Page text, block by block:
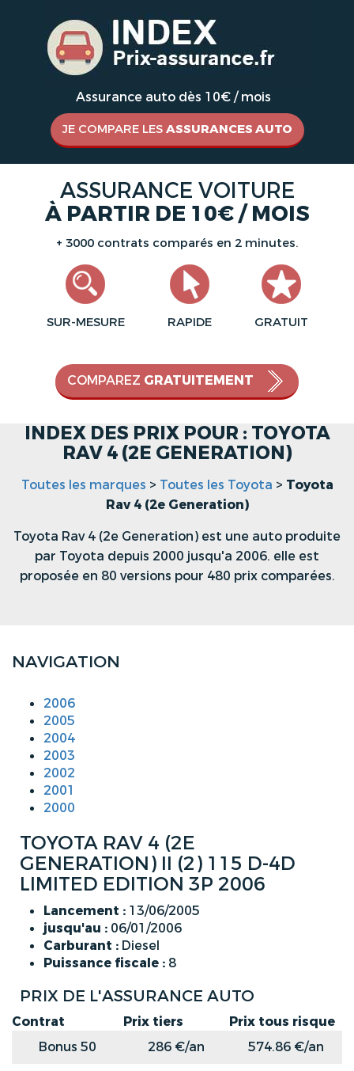
Assurance auto dès 10€ / mois
JE COMPARE LES ASSURANCES AUTO
ASSURANCE VOITURE
À PARTIR DE 10€ / MOIS
+ 3000 contrats comparés en 2 minutes.
SUR-MESURE RAPIDE GRATUIT
COMPAREZ GRATUITEMENT
INDEX DES PRIX POUR : TOYOTA
RAV 4 (2E GENERATION)
Toutes les marques > Toutes les Toyota > Toyota
Rav 4 (2e Generation)
Toyota Rav 4 (2e Generation) est une auto produite
par Toyota depuis 2000 jusqu'a 2006. elle est
proposée en 80 versions pour 480 prix comparées.
NAVIGATION
2006
2005
2004
2003
2002
2001
2000
TOYOTA RAV 4 (2E
GENERATION) II (2) 115 D-4D
LIMITED EDITION 3P 2006
Lancement : 13/06/2005
jusqu'au : 06/01/2006
Carburant : Diesel
Puissance fiscale : 8
PRIX DE L'ASSURANCE AUTO
Contrat Prix tiers
Prix tous risque
Bonus 50
286 €/an
574.86 €/an